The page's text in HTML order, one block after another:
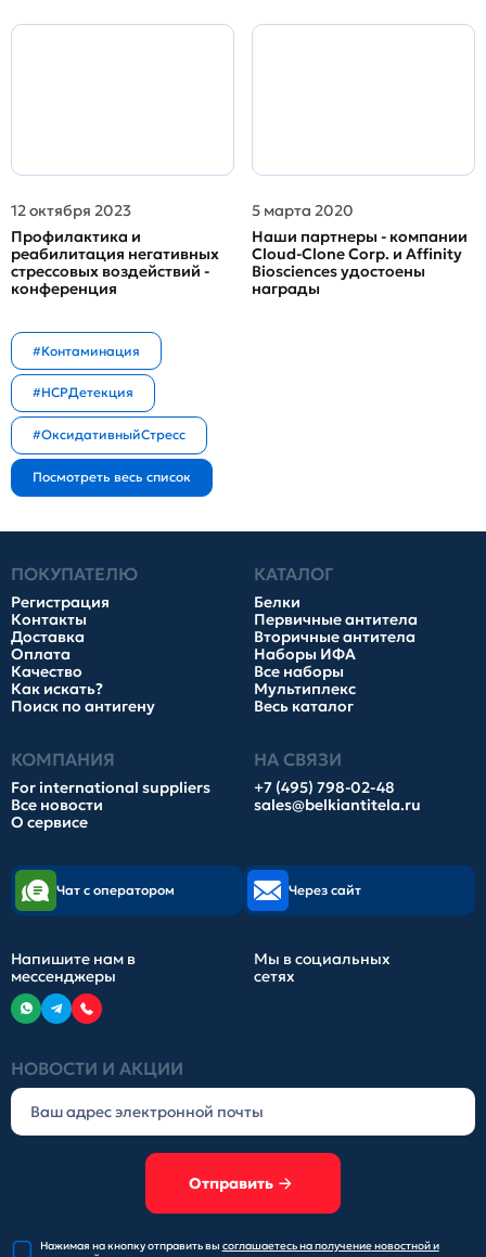
12 октября 2023
Профилактика и
реабилитация негативных
стрессовых воздействий -
конференция
5 марта 2020
Наши партнеры - компании
Cloud-Clone Corp. и Affinity
Biosciences удостоены
награды
#Контаминация
#HCPДетекция
#ОксидативныйСтресс
ПОКУПАТЕЛЮ
Регистрация
Контакты
Доставка
Оплата
Качество
Как искать?
Поиск по антигену
КАТАЛОГ
Белки
Первичные антитела
Вторичные антитела
Наборы ИФА
Все наборы
Мультиплекс
Весь каталог
КОМПАНИЯ
For international suppliers
Все новости
О сервисе
НА СВЯЗИ
+7 (495) 798-02-48
sales@belkiantitela.ru
НОВОСТИ И АКЦИИ
Отправить
Нажимая на кнопку отправитьвы соглашаетесь на получениеновостной и
Чат с оператором Через сайт
Напишите нам в
мессенджеры
Мы в социальных
сетях